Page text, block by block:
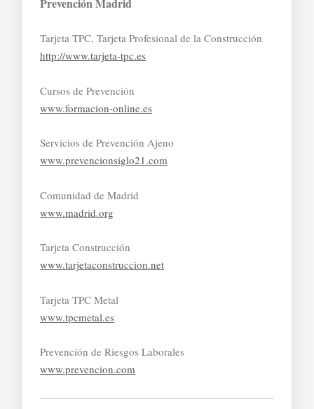
Tarjeta TPC, Tarjeta Profesional de la Construcción
http://www.tarjeta-tpc.es
Cursos de Prevención
www.formacion-online.es
Servicios de Prevención Ajeno
www.prevencionsiglo21.com
Comunidad de Madrid
www.madrid.org
Tarjeta Construcción
www.tarjetaconstruccion.net
Tarjeta TPC Metal
www.tpcmetal.es
Prevención de Riesgos Laborales
www.prevencion.com